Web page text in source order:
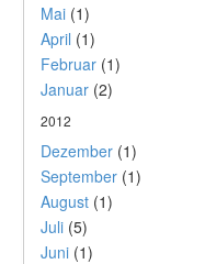
Mai (1)
April (1)
Februar (1)
Januar (2)
2012
Dezember (1)
September (1)
August (1)
Juli (5)
Juni (1)